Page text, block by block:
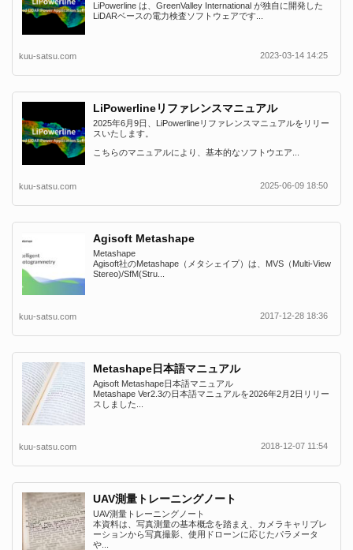
LiPowerline は、GreenValley International が独自に開発した
LiDARベースの電力検査ソフトウェアです...
kuu-satsu.com 2023-03-14 14:25
LiPowerlineリファレンスマニュアル
2025年6月9日、LiPowerlineリファレンスマニュアルをリリー
スいたします。
こちらのマニュアルにより、基本的なソフトウエア...
kuu-satsu.com 2025-06-09 18:50
Agisoft Metashape
Metashape
Agisoft社のMetashape（メタシェイプ）は、MVS（Multi-View
Stereo)/SfM(Stru...
kuu-satsu.com 2017-12-28 18:36
Metashape日本語マニュアル
Agisoft Metashape日本語マニュアル
Metashape Ver2.3の日本語マニュアルを2026年2月2日リリー
スしました...
kuu-satsu.com 2018-12-07 11:54
UAV測量トレーニングノート
UAV測量トレーニングノート
本資料は、写真測量の基本概念を踏まえ、カメラキャリブレ
ーションから写真撮影、使用ドローンに応じたパラメータ
や...